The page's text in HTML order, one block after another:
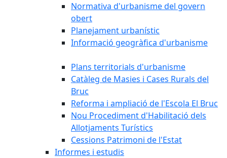
Normativa d'urbanisme del govern
obert
Planejament urbanístic
Informació geogràfica d'urbanisme
Plans territorials d'urbanisme
Catàleg de Masies i Cases Rurals del
Bruc
Reforma i ampliació de l'Escola El Bruc
Nou Procediment d'Habilitació dels
Allotjaments Turístics
Cessions Patrimoni de l'Estat
Informes i estudis